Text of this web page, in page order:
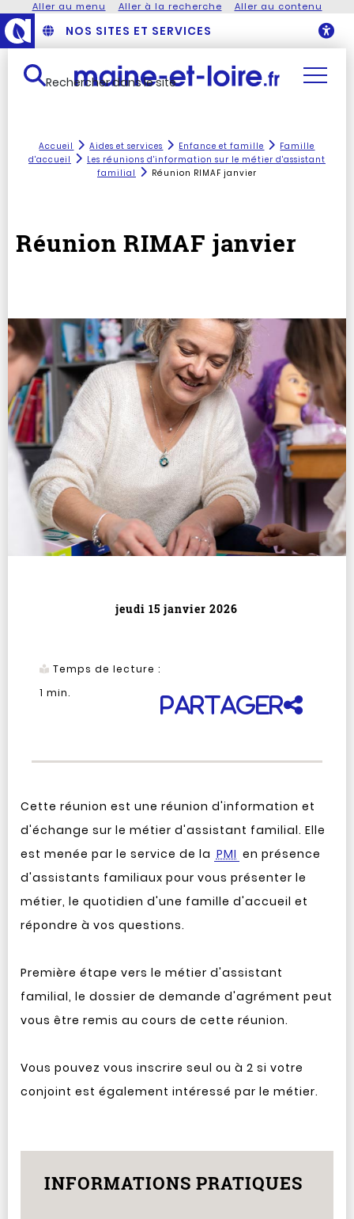
Aller au menu Aller à la recherche Aller au contenu
NOS SITES ET SERVICES
Rechercher dans le site
Accueil Aides et services Enfance et famille
Famille
d'accueil
Les réunions d'information sur le métier d'assistant
familial
Réunion RIMAF janvier
Réunion RIMAF janvier
jeudi 15 janvier 2026
Temps de lecture :
1 min.
Partager
Cette réunion est une réunion d'information et
d'échange sur le métier d'assistant familial. Elle
est menée par le service de la PMI en présence
d'assistants familiaux pour vous présenter le
métier, le quotidien d'une famille d'accueil et
répondre à vos questions.
Première étape vers le métier d'assistant
familial, le dossier de demande d'agrément peut
vous être remis au cours de cette réunion.
Vous pouvez vous inscrire seul ou à 2 si votre
conjoint est également intéressé par le métier.
INFORMATIONS PRATIQUES